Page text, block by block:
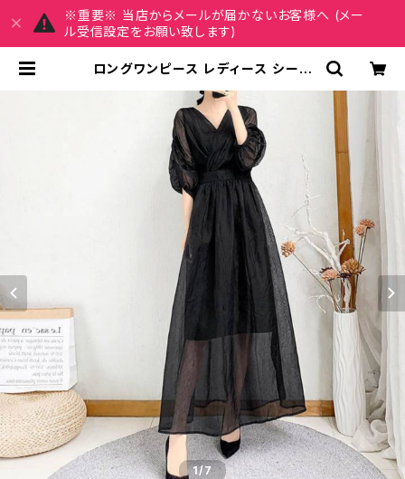
※重要※ 当店からメールが届かないお客様へ (メー
ル受信設定をお願い致します)
ロングワンピース レディース シース
袖 ふんわり袖 マキシ丈 ドレス シアー
ワンピース エレガント 大人可愛い ブ
ラック パープル グリーン 韓国ファッ
ション 春 夏 秋 冬 きれいめ 通勤 デー
ト 二次会 発表会 同窓会 お呼ばれ 上
品 大人コーデ S〜3XL対応 C-OSS
0172 | REIRSE レイルセ 20代,30
代,40代 レディースファッション 通販
1/7